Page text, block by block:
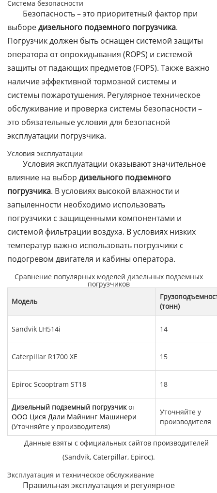
Система безопасности
Безопасность – это приоритетный фактор при
выборедизельного подземного погрузчика.
Погрузчик должен быть оснащен системой защиты
оператора от опрокидывания (ROPS) и системой
защиты от падающих предметов (FOPS). Также важно
наличие эффективной тормозной системы и
системы пожаротушения. Регулярное техническое
обслуживание и проверка системы безопасности –
это обязательные условия для безопасной
эксплуатации погрузчика.
Условия эксплуатации
Условия эксплуатации оказывают значительное
влияние на выбор дизельного подземного
погрузчика. В условиях высокой влажности и
запыленности необходимо использовать
погрузчики с защищенными компонентами и
системой фильтрации воздуха. В условиях низких
температур важно использовать погрузчики с
подогревом двигателя и кабины оператора.
Сравнение популярных моделей дизельных подземных
погрузчиков
Модель
(тонн)
Sandvik LH514i 14
Caterpillar R1700 XE 15
Epiroc Scooptram ST18 18
Дизельный подземный погрузчикот
ООО Цися Дали Майнинг Машинери
(Уточняйте у производителя)
Уточняйте у
производителя
Данные взяты с официальных сайтов производителей
(Sandvik, Caterpillar, Epiroc).
Эксплуатация и техническое обслуживание
Правильная эксплуатация и регулярное